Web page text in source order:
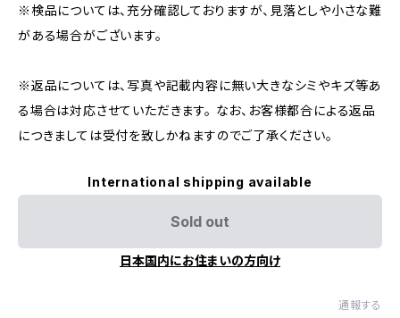
※検品については、充分確認しておりますが、見落としや小さな難
がある場合がございます。
※返品については、写真や記載内容に無い大きなシミやキズ等あ
る場合は対応させていただきます。 なお、お客様都合による返品
につきましては受付を致しかねますのでご了承ください。
International shipping available
Sold out
日本国内にお住まいの方向け
通報する